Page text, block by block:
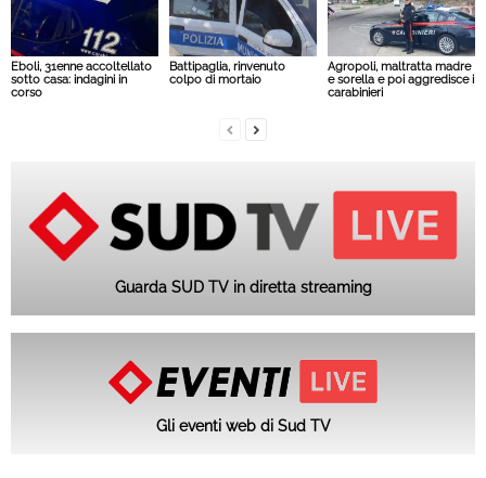
Eboli, 31enne accoltellato
sotto casa: indagini in
corso
Battipaglia, rinvenuto
colpo di mortaio
Agropoli, maltratta madre
e sorella e poi aggredisce i
carabinieri
Guarda SUD TV in diretta streaming
Gli eventi web di Sud TV